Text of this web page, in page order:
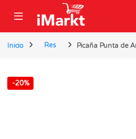
Inicio Res Picaña Punta de
-20%